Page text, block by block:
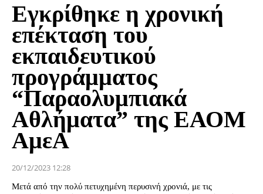
Εγκρίθηκε η χρονική
επέκταση του
εκπαιδευτικού
προγράμματος
“Παραολυμπιακά
Αθλήματα” της ΕΑΟΜ
ΑμεΑ
20/12/2023 12:28
Μετά από την πολύ πετυχημένη περυσινή χρονιά, με τις